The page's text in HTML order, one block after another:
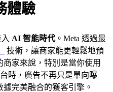
體驗
AI 智能時代。Meta 透過最
技術，讓商家能更輕鬆地預
家來說，特別是當你使用
時，廣告不再只是單向曝
完美融合的獲客引擎。